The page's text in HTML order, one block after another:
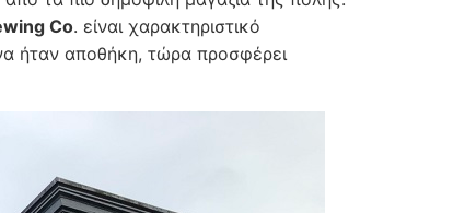
Co. είναι χαρακτηριστικό
ήταν αποθήκη, τώρα προσφέρει